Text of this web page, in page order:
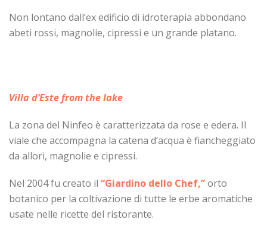
Non lontano dall’ex edificio di idroterapia abbondano
abeti rossi, magnolie, cipressi e un grande platano.
Villa d’Este from the lake
La zona del Ninfeo è caratterizzata da rose e edera. Il
viale che accompagna la catena d’acqua è fiancheggiato
da allori, magnolie e cipressi.
Nel 2004 fu creato il “Giardino dello Chef,”orto
botanico per la coltivazione di tutte le erbe aromatiche
usate nelle ricette del ristorante.